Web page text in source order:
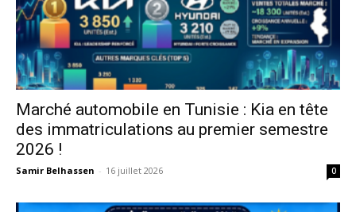
Marché automobile en Tunisie : Kia en tête
des immatriculations au premier semestre
2026 !
Samir Belhassen - 16 juillet 2026 0